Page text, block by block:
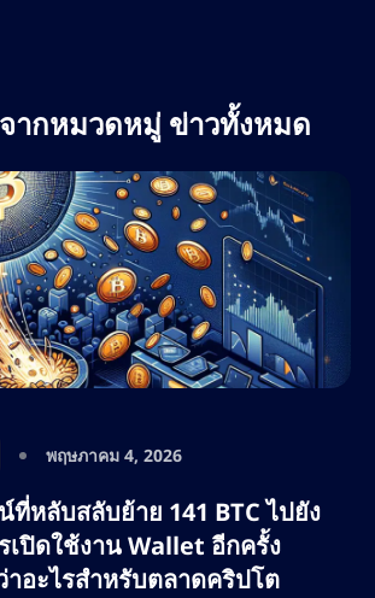
ากหมวดหมู่ ข่าวทั้งหมด
พฤษภาคม 4, 2026
หลับสลับย้าย 141 BTC ไปยัง
เปิดใช้งาน Wallet อีกครั้ง
อะไรสำหรับตลาดคริปโต